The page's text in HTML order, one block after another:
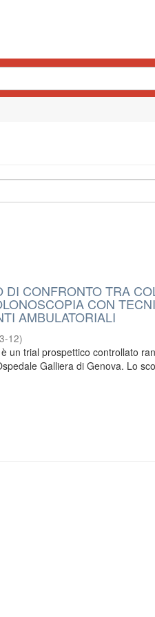
DI CONFRONTO TRA
CON
AMBULATORIALI
12)
un trial prospettico controllato
Galliera di Genova. Lo